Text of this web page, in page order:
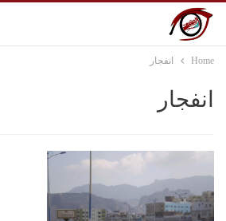
Home انفجار
انفجار